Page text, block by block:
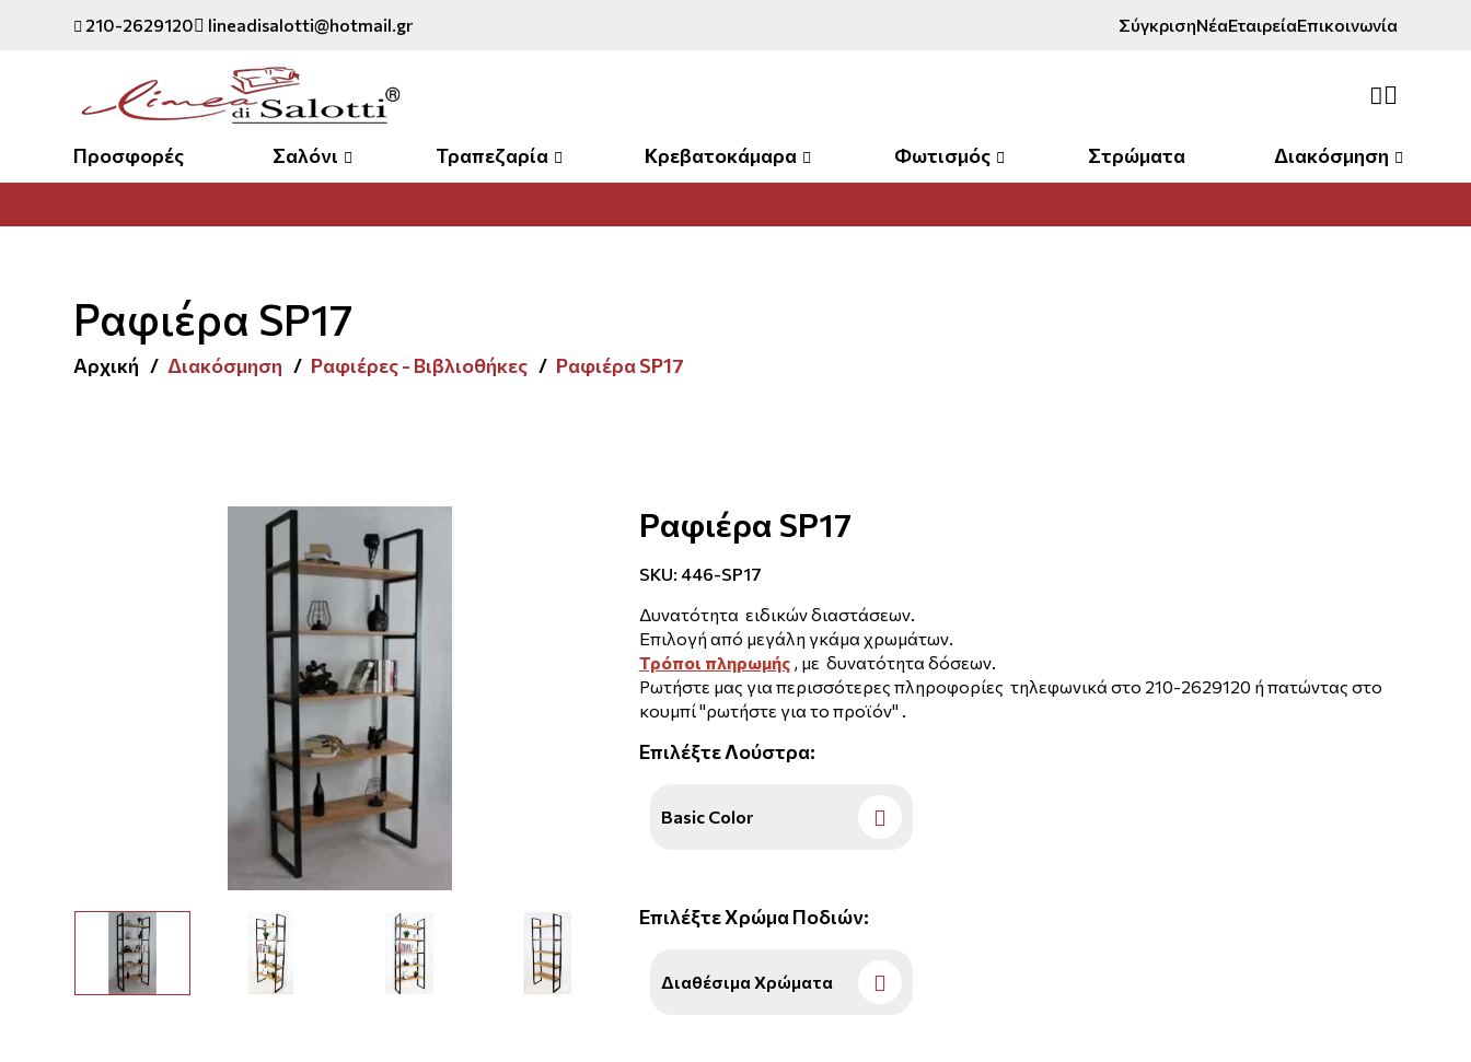
210-2629120 lineadisalotti@hotmail.gr ΣύγκρισηΝέαΕταιρείαΕπικοινωνία
Προσφορές Σαλόνι Τραπεζαρία Κρεβατοκάμαρα Φωτισμός Στρώματα Διακόσμηση
Ραφιέρα SP17
Αρχική Διακόσμηση Ραφιέρες - Βιβλιοθήκες Ραφιέρα SP17
Ραφιέρα SP17
SKU: 446-SP17
Δυνατότητα ειδικών διαστάσεων.
Επιλογή από μεγάλη γκάμα χρωμάτων.
Τρόποι πληρωμής, με δυνατότητα δόσεων.
Ρωτήστε μας για περισσότερες πληροφορίες τηλεφωνικά στο 210-2629120 ή πατώντας στο
κουμπί ''ρωτήστε για το προϊόν'' .
ΕπιλέξτεΛούστρα:
Basic Color
ΕπιλέξτεΧρώμα Ποδιών:
Διαθέσιμα Χρώματα